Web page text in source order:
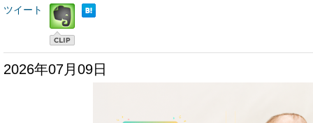
ツイート
2026年07月09日